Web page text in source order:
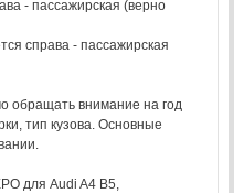
- пассажирская (верно
справа - пассажирская
обращать внимание на год
тип кузова. Основные
для Audi A4 B5,